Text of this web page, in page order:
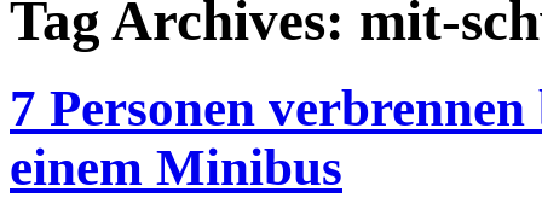
Tag Archives: mit-
7 Personen
einem Minibus